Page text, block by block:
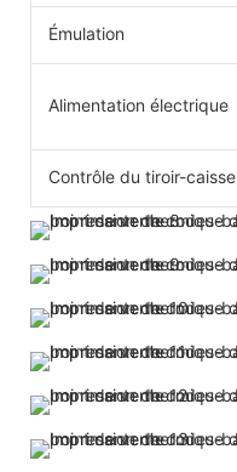
Émulation
Alimentation électrique
Contrôle du tiroir-caisse